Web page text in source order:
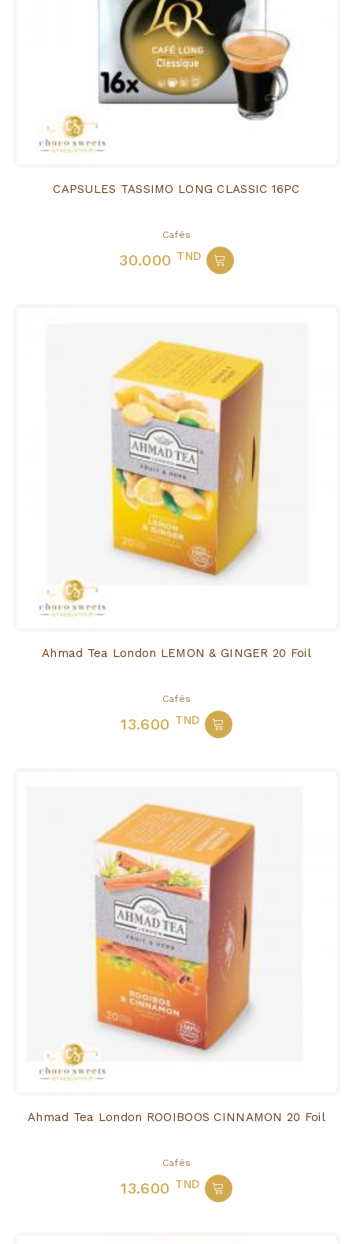
CAPSULES TASSIMO LONG CLASSIC 16PC
Cafés
30.000 TND
Ahmad Tea London LEMON & GINGER 20 Foil
Cafés
13.600 TND
Ahmad Tea London ROOIBOOS CINNAMON 20 Foil
Cafés
13.600 TND